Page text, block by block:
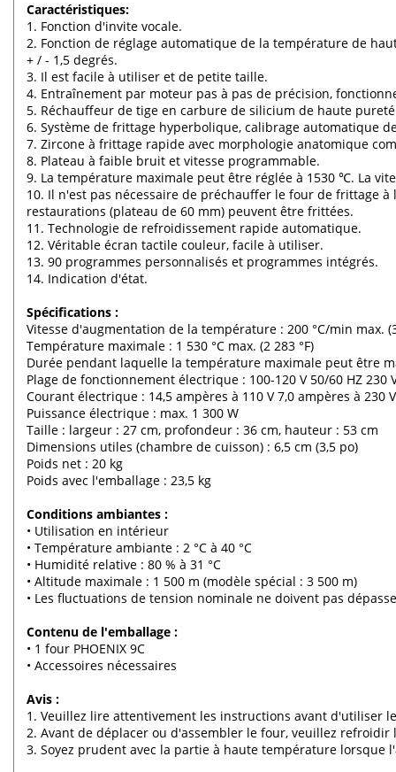
Caractéristiques:
1. Fonction d'invite vocale.
2. Fonction de réglage automatique de la température de
+ / - 1,5 degrés.
3. Il est facile à utiliser et de petite taille.
4. Entraînement par moteur pas à pas de précision,
5. Réchauffeur de tige en carbure de silicium de haute
6. Système de frittage hyperbolique, calibrage automatique
7. Zircone à frittage rapide avec morphologie anatomique
8. Plateau à faible bruit et vitesse programmable.
9. La température maximale peut être réglée à 1530 ℃. La
10. Il n'est pas nécessaire de préchauffer le four de frittage
restaurations (plateau de 60 mm) peuvent être frittées.
11. Technologie de refroidissement rapide automatique.
12. Véritable écran tactile couleur, facile à utiliser.
13. 90 programmes personnalisés et programmes intégrés.
14. Indication d'état.
Spécifications :
Vitesse d'augmentation de la température : 200 °C/min max.
Température maximale : 1 530 °C max. (2 283 °F)
Durée pendant laquelle la température maximale peut être
Plage de fonctionnement électrique : 100-120 V 50/60 HZ 230
Courant électrique : 14,5 ampères à 110 V 7,0 ampères à 230 V
Puissance électrique : max. 1 300 W
Taille : largeur : 27 cm, profondeur : 36 cm, hauteur : 53 cm
Dimensions utiles (chambre de cuisson) : 6,5 cm (3,5 po)
Poids net : 20 kg
Poids avec l'emballage : 23,5 kg
Conditions ambiantes :
• Utilisation en intérieur
• Température ambiante : 2 °C à 40 °C
• Humidité relative : 80 % à 31 °C
• Altitude maximale : 1 500 m (modèle spécial : 3 500 m)
• Les fluctuations de tension nominale ne doivent pas
Contenu de l'emballage :
• 1 four PHOENIX 9C
• Accessoires nécessaires
Avis :
1. Veuillez lire attentivement les instructions avant d'utiliser
2. Avant de déplacer ou d'assembler le four, veuillez refroidir
3. Soyez prudent avec la partie à haute température lorsque